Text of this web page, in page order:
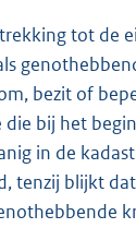
tot de
bezit of
die bij het
in de
tenzij blijkt